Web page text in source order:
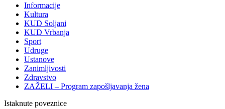
Informacije
Kultura
KUD Soljani
KUD Vrbanja
Sport
Udruge
Ustanove
Zanimljivosti
Zdravstvo
ZAŽELI – Program zapošljavanja žena
Istaknute poveznice